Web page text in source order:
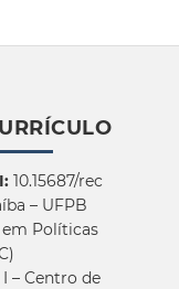
10.15687/rec
– UFPB
em Políticas
– Centro de